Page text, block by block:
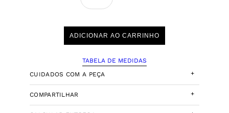
ADICIONAR AO CARRINHO
TABELA DE MEDIDAS
CUIDADOS COM A PEÇA
+
COMPARTILHAR +